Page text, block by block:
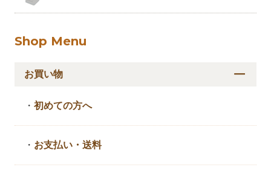
Shop Menu
お買い物
・初めての方へ
・ お支払い・送料